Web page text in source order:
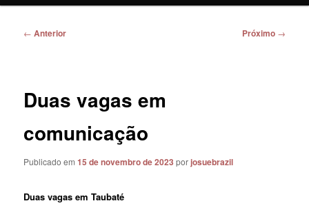
Navegação
← Anterior Próximo →
Duas vagas em
comunicação
Publicado em15 de novembro de 2023 porjosuebrazil
Duas vagas em Taubaté